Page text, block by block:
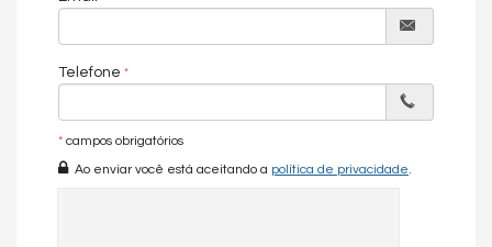
Telefone
* campos obrigatórios
Ao enviar você está aceitando a política de privacidade.